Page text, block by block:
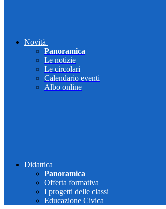
Novità
Panoramica
Le notizie
Le circolari
Calendario eventi
Albo online
Didattica
Panoramica
Offerta formativa
I progetti delle classi
Educazione Civica